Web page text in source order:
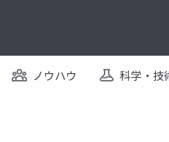
ノウハウ 科学・技